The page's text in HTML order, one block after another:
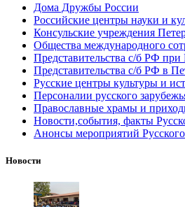
Дома Дружбы России
Российские центры науки и
Консульские учреждения
Общества международного
Представительства с/б РФ при
Представительства с/б РФ в
Русские центры культуры и
Персоналии русского
Православные храмы и
Новости,события, факты
Анонсы мероприятий
Новости